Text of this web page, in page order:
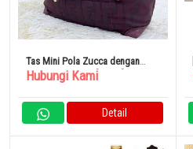
Tas Mini Pola Zucca dengan
Sabuk Bordeaux [FENDI]
Hubungi Kami
Detail